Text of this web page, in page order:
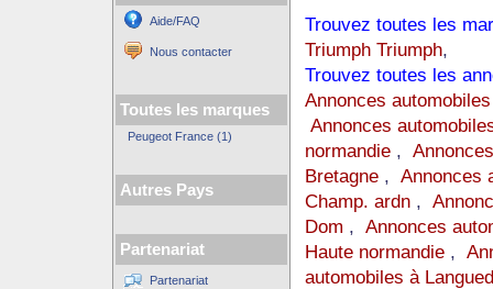
Aide/FAQ
Nous contacter
Toutes les marques
Peugeot France (1)
Autres Pays
Partenariat
Partenariat
Trouvez toutes les
Triumph Triumph,
Trouvez toutes les
Annonces
Annonces
normandie,
Bretagne, Annonces
Champ. ardn,
Dom , Annonces
Haute normandie,
automobiles à